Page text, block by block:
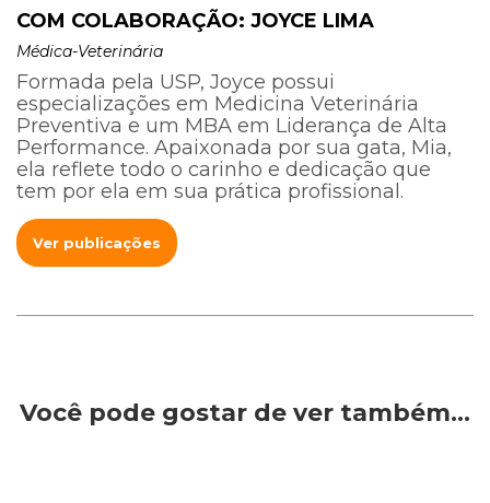
COM COLABORAÇÃO: JOYCE LIMA
Médica-Veterinária
Formada pela USP, Joyce possui
especializações em Medicina Veterinária
Preventiva e um MBA em Liderança de Alta
Performance. Apaixonada por sua gata, Mia,
ela reflete todo o carinho e dedicação que
tem por ela em sua prática profissional.
Ver publicações
Você pode gostar de ver também…